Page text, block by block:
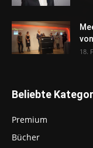
18.
Beliebte
Premium
Bücher